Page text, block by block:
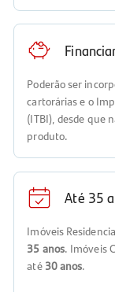
Poderão ser
cartorárias e o
(ITBI), desde que
produto.
Até 35
Imóveis
35 anos. Imóveis
até 30 anos.